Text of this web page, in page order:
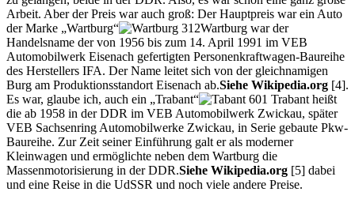
Arbeit. Aber der Preis war auch groß: Der Hauptpreis war ein Auto
der Marke
Wartburg
Wartburg war der
Handelsname der von 1956 bis zum 14. April 1991 im VEB
Automobilwerk Eisenach gefertigten Personenkraftwagen-Baureihe
des Herstellers IFA. Der Name leitet sich von der gleichnamigen
Burg am Produktionsstandort Eisenach ab.Siehe Wikipedia.org [4].
Es war, glaube ich, auch ein
Trabant
Trabant heißt
die ab 1958 in der DDR im VEB Automobilwerk Zwickau, später
VEB Sachsenring Automobilwerke Zwickau, in Serie gebaute Pkw-
Baureihe. Zur Zeit seiner Einführung galt er als moderner
Kleinwagen und ermöglichte neben dem Wartburg die
Massenmotorisierung in der DDR.Siehe Wikipedia.org [5] dabei
und eine Reise in die UdSSR und noch viele andere Preise.